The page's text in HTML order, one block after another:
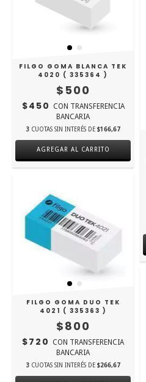
FILGO GOMA BLANCA TEK
4020 ( 335364 )
$500
$450 CON TRANSFERENCIA
BANCARIA
3 CUOTAS SIN INTERÉS DE $166,67
FILGO GOMA DUO TEK
4021 ( 335363 )
$800
$720 CON TRANSFERENCIA
BANCARIA
3 CUOTAS SIN INTERÉS DE $266,67